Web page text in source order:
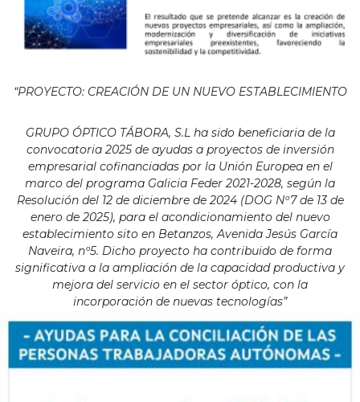
“PROYECTO: CREACIÓN DE UN NUEVO ESTABLECIMIENTO
GRUPO ÓPTICO TÁBORA, S.L ha sido beneficiaria de la
convocatoria 2025 de ayudas a proyectos de inversión
empresarial cofinanciadas por la Unión Europea en el
marco del programa Galicia Feder 2021-2028, según la
Resolución del 12 de diciembre de 2024 (DOG Nº7 de 13 de
enero de 2025), para el acondicionamiento del nuevo
establecimiento sito en Betanzos, Avenida Jesús García
Naveira, nº5. Dicho proyecto ha contribuido de forma
significativa a la ampliación de la capacidad productiva y
mejora del servicio en el sector óptico, con la
incorporación de nuevas tecnologías”